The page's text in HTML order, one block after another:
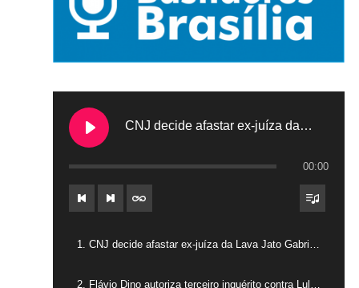
CNJ decide afastar ex-juíza da Lava Jato Gabriela Hardt por dois anos
00:00